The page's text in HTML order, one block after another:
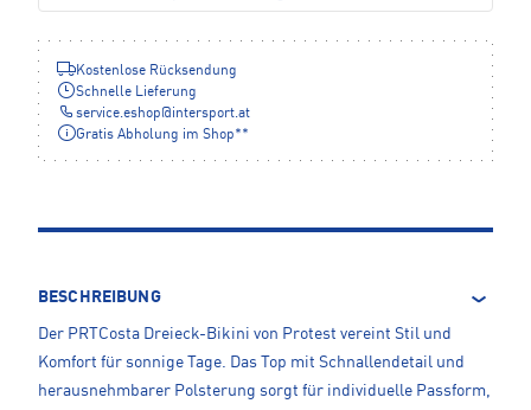
Kostenlose Rücksendung
Schnelle Lieferung
service.eshop@ intersport.at
Gratis Abholung im Shop**
BESCHREIBUNG
Der PRTCosta Dreieck-Bikini von Protest vereint Stil und
Komfort für sonnige Tage. Das Top mit Schnallendetail und
herausnehmbarer Polsterung sorgt für individuelle Passform,